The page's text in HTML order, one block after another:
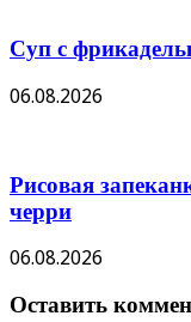
Суп с
06.08.2026
Рисовая
черри
06.08.2026
Оставить